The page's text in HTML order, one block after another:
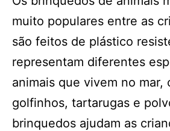
muito populares entre as
são feitos de plástico
representam diferentes
animais que vivem no mar,
golfinhos, tartarugas e
brinquedos ajudam as